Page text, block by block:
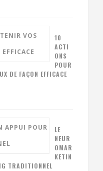
10
ACTI
ONS
POUR
DE FAÇON EFFICACE
LE
NEUR
OMAR
KETIN
TRADITIONNEL